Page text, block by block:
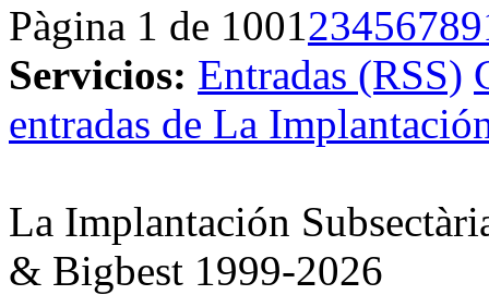
Pàgina 1 de 1001 23456789
Servicios: Entradas (RSS)
entradas de La
La Implantación
& Bigbest 1999-2026